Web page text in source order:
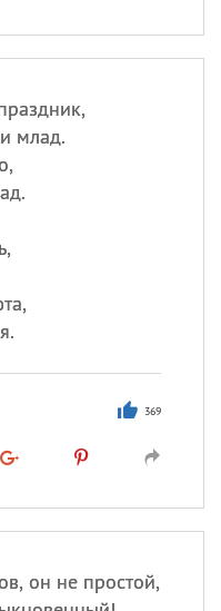
млад.
369
он не простой,